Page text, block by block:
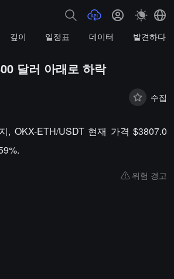
깊이 일정표 데이터 발견하다
달러 아래로 하락
수집
, OKX-ETH/USDT 현재 가격 $3807.0
위험 경고